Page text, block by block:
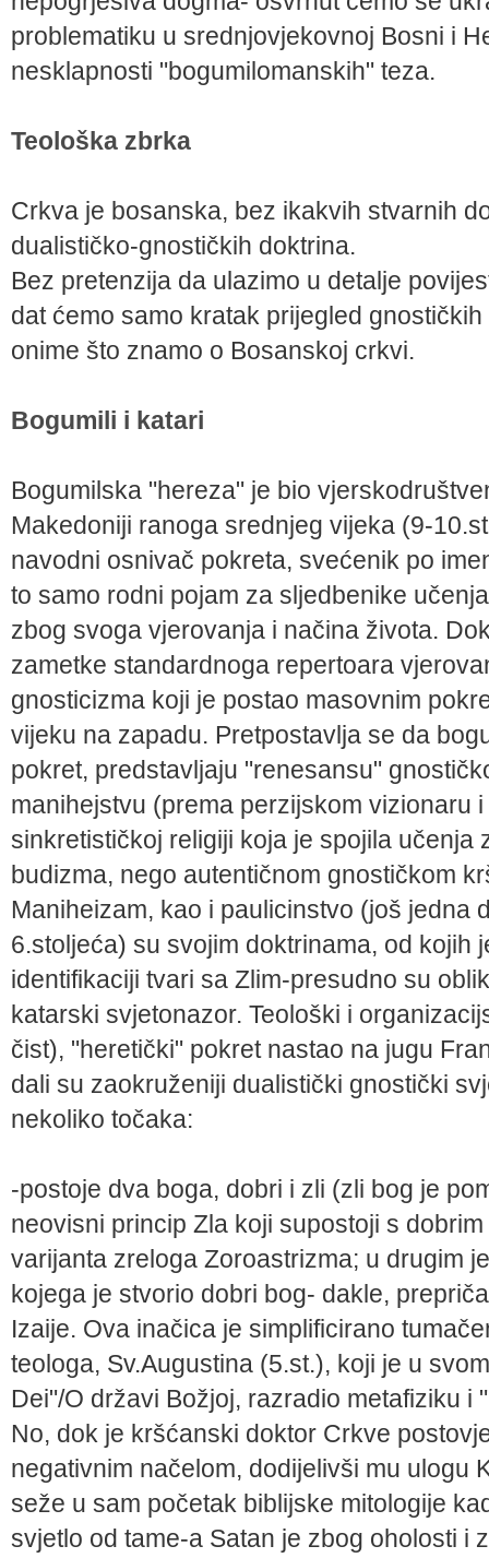
problematiku u srednjovjekovnoj Bosni i
nesklapnosti "bogumilomanskih" teza.
Teološka zbrka
Crkva je bosanska, bez ikakvih stvarnih
dualističko-gnostičkih doktrina.
Bez pretenzija da ulazimo u detalje
dat ćemo samo kratak prijegled
onime što znamo o Bosanskoj crkvi.
Bogumili i katari
Bogumilska "hereza" je bio
Makedoniji ranoga srednjeg vijeka (9-
navodni osnivač pokreta, svećenik po
to samo rodni pojam za sljedbenike
zbog svoga vjerovanja i načina života.
zametke standardnoga repertoara
gnosticizma koji je postao masovnim
vijeku na zapadu. Pretpostavlja se da
pokret, predstavljaju "renesansu"
manihejstvu (prema perzijskom vizionaru
sinkretističkoj religiji koja je spojila učenja
budizma, nego autentičnom gnostičkom
Maniheizam, kao i paulicinstvo (još jedna
6.stoljeća) su svojim doktrinama, od kojih
identifikaciji tvari sa Zlim-presudno su
katarski svjetonazor. Teološki i
čist), "heretički" pokret nastao na jugu
dali su zaokruženiji dualistički gnostički
nekoliko točaka:
-postoje dva boga, dobri i zli (zli bog je
neovisni princip Zla koji supostoji s
varijanta zreloga Zoroastrizma; u drugim
kojega je stvorio dobri bog- dakle,
Izaije. Ova inačica je simplificirano
teologa, Sv.Augustina (5.st.), koji je u
Dei"/O državi Božjoj, razradio metafiziku i
No, dok je kršćanski doktor Crkve
negativnim načelom, dodijelivši mu ulogu
seže u sam početak biblijske mitologije
svjetlo od tame-a Satan je zbog oholosti i